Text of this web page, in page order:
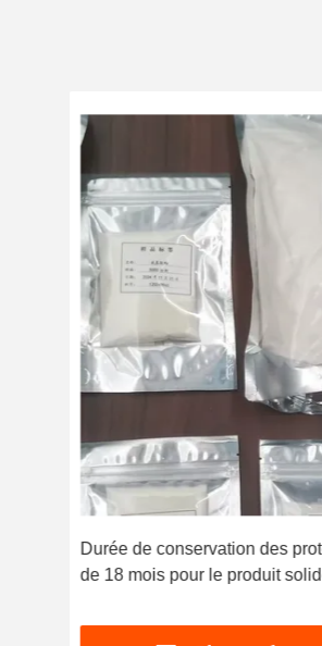
Durée de conservation des
de 18 mois pour le produit